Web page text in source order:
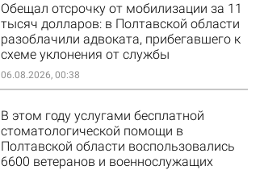
Обещал отсрочку от мобилизации за 11
тысяч долларов: в Полтавской области
разоблачили адвоката, прибегавшего к
схеме уклонения от службы
06.08.2026, 00:38
В этом году услугами бесплатной
стоматологической помощи в
Полтавской области воспользовались
6600 ветеранов и военнослужащих